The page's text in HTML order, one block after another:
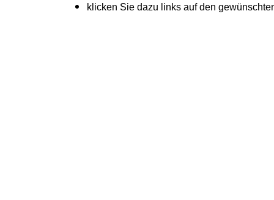
klicken Sie dazu links auf den